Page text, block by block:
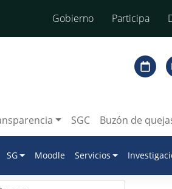
Gobierno Participa
SGC Buzón de
SG Moodle Servicios